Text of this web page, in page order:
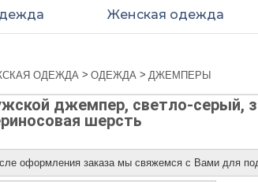
Женская одежда
ОДЕЖДА > ОДЕЖДА > ДЖЕМПЕРЫ
джемпер, светло-серый,
шерсть
оформления заказа мы свяжемся с Вами для